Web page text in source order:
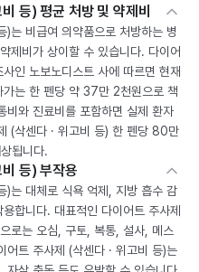
등) 평균 처방 및 약제비
)는 비급여 의약품으로 처방하는 병
제비가 상이할 수 있습니다. 다이어
인 노보노디스트 사에 따르면 현재
가는 한 펜당 약 37만 2천원으로 책
비와 진료비를 포함하면 실제 환자
(삭센다 · 위고비 등) 한 펜당 80만
됩니다.
등) 부작용
)는 대체로 식욕 억제, 지방 흡수 감
합니다. 대표적인 다이어트 주사제
로는 오심, 구토, 복통, 설사, 메스
트 주사제 (삭센다 · 위고비 등)는